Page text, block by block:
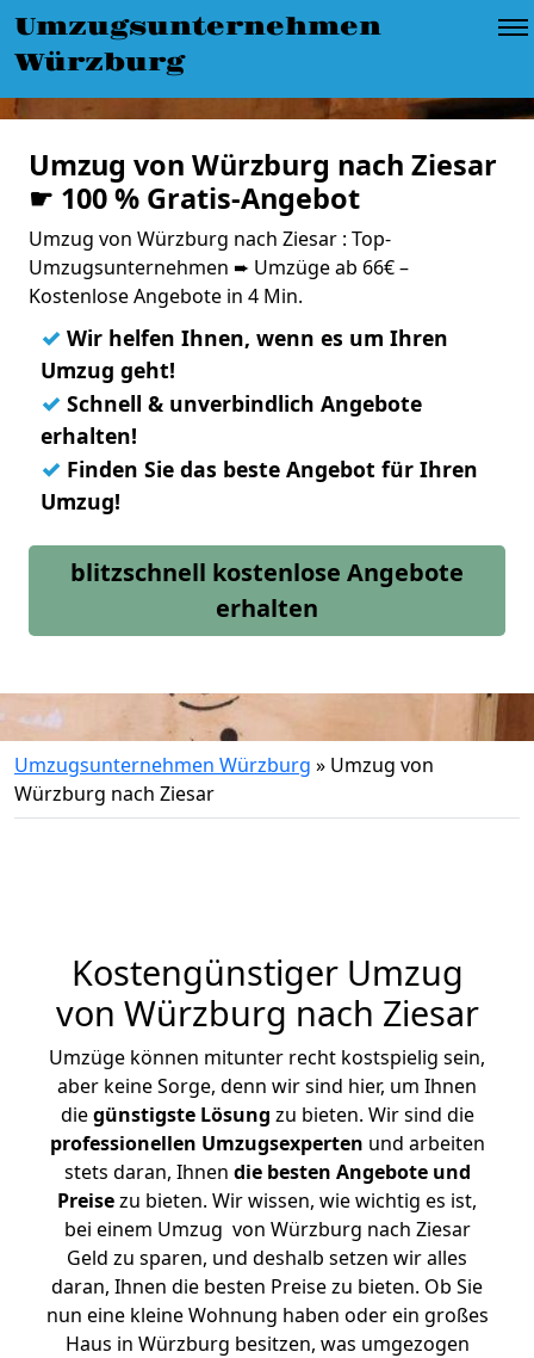
Umzugsunternehmen
Würzburg
Umzug von Würzburg nach Ziesar
☛ 100 % Gratis-Angebot
Umzug von Würzburg nach Ziesar : Top-
Umzugsunternehmen ➨ Umzüge ab 66€ –
Kostenlose Angebote in 4 Min.
✓ Wir helfen Ihnen, wenn es um Ihren
Umzug geht!
✓ Schnell & unverbindlich Angebote
erhalten!
✓ Finden Sie das beste Angebot für Ihren
Umzug!
blitzschnell kostenlose Angebote
erhalten
Umzugsunternehmen Würzburg » Umzug von
Würzburg nach Ziesar
Kostengünstiger Umzug
von Würzburg nach Ziesar
Umzüge können mitunter recht kostspielig sein,
aber keine Sorge, denn wir sind hier, um Ihnen
diegünstigste Lösung zu bieten. Wir sind die
professionellen Umzugsexperten und arbeiten
stets daran, Ihnen die besten Angebote und
Preisezu bieten. Wir wissen, wie wichtig es ist,
bei einem Umzug von Würzburg nach Ziesar
Geld zu sparen, und deshalb setzen wir alles
daran, Ihnen die besten Preise zu bieten. Ob Sie
nun eine kleine Wohnung haben oder ein großes
Haus in Würzburg besitzen, was umgezogen